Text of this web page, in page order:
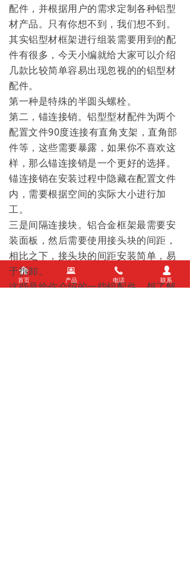
配件，并根据用户的需求定制各种铝型
材产品。只有你想不到，我们想不到。
其实铝型材框架进行组装需要用到的配
件有很多，今天小编就给大家可以介绍
几款比较简单容易出现忽视的的铝型材
配件。
第一种是特殊的半圆头螺栓。
第二，锚连接销。铝型型材配件为两个
配置文件90度连接有直角支架，直角部
件等，这些需要暴露，如果你不喜欢这
样，那么锚连接销是一个更好的选择。
锚连接销在安装过程中隐藏在配置文件
内，需要根据空间的实际大小进行加
工。
三是间隔连接块。铝合金框架最需要安
装面板，然后需要使用接头块的间距，
相比之下，接头块的间距安装简单，易
于拆卸。
这些是给你介绍的一些铝配件。想了解
낀
首页
뀵
产品
끅
电话
넙
联系